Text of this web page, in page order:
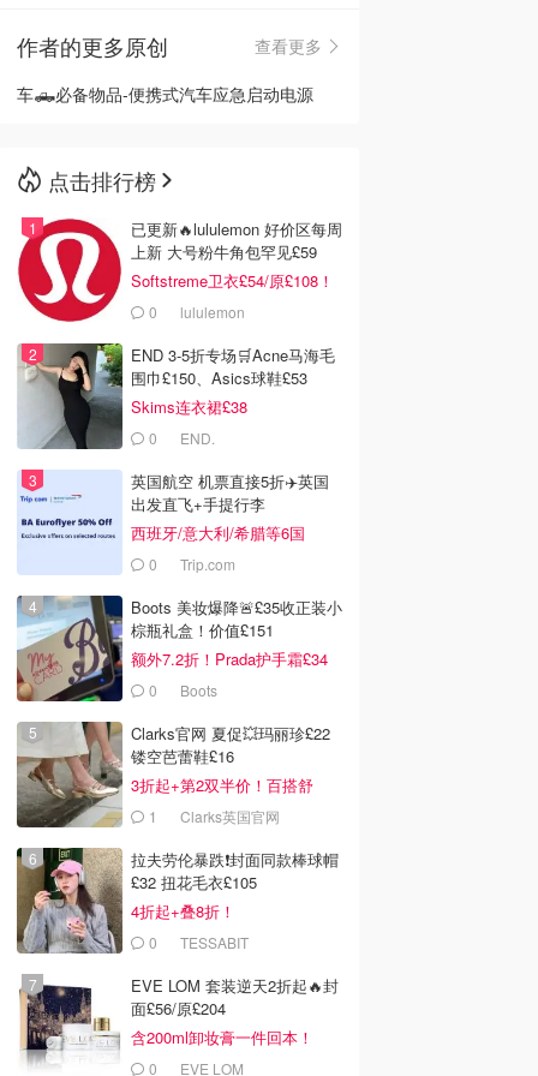
🇳🇿新西兰
作者的更多原创
查看更多
车🛻必备物品-便携式汽车应急启动电源
点击排行榜
已更新🔥lululemon 好价区每周
上新 大号粉牛角包罕见£59
Softstreme卫衣£54/原£108！
0 lululemon
END 3-5折专场🛒Acne马海毛
围巾£150、Asics球鞋£53
Skims连衣裙£38
0 END.
英国航空 机票直接5折✈️英国
出发直飞+手提行李
西班牙/意大利/希腊等6国
0 Trip.com
Boots 美妆爆降🚨£35收正装小
棕瓶礼盒！价值£151
额外7.2折！Prada护手霜£34
0 Boots
Clarks官网 夏促💥玛丽珍£22
镂空芭蕾鞋£16
3折起+第2双半价！百搭舒
服！1 Clarks英国官网
拉夫劳伦暴跌❗️封面同款棒球帽
£32 扭花毛衣£105
4折起+叠8折！
0 TESSABIT
EVE LOM 套装逆天2折起🔥封
面£56/原£204
含200ml卸妆膏一件回本！
0 EVE LOM